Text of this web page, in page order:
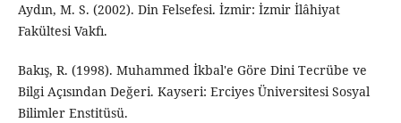
Aydın, M. S. (2002). Din Felsefesi. İzmir: İzmir İlâhiyat
Fakültesi Vakfı.
Bakış, R. (1998). Muhammed İkbal'e Göre Dini Tecrübe ve
Bilgi Açısından Değeri. Kayseri: Erciyes Üniversitesi Sosyal
Bilimler Enstitüsü.